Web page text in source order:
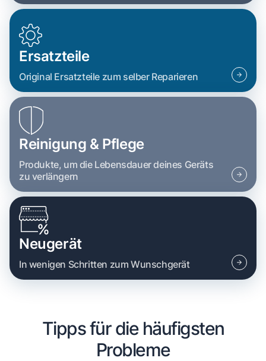
Ersatzteile
Original Ersatzteile zum selber Reparieren
Reinigung & Pflege
Produkte, um die Lebensdauer deines Geräts
zu verlängern
Neugerät
In wenigen Schritten zum Wunschgerät
Tipps für die häufigsten
Probleme